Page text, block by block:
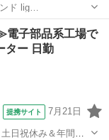
ズ ブランド lig…
子部品系工場で
ター 日勤
提携サイト 7月21日
日祝休み＆年間休